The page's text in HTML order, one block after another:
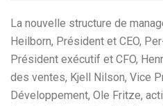
La nouvelle structure de
Heilborn, Président et CEO,
Président exécutif et CFO,
des ventes, Kjell Nilson, Vice
Développement, Ole Fritze,